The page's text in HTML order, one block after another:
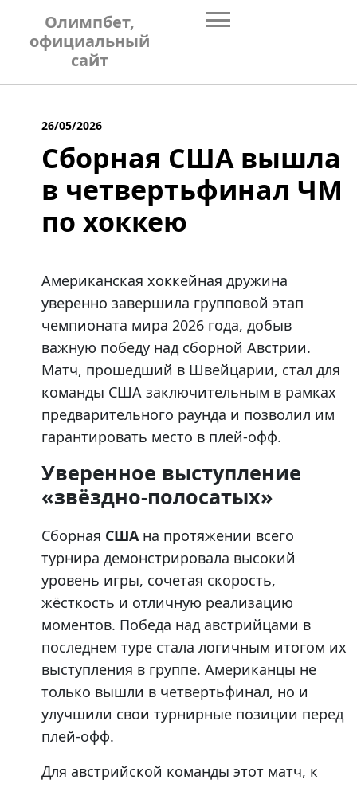
content
Олимпбет,
официальный
сайт
26/05/2026
Сборная США вышла
в четвертьфинал ЧМ
по хоккею
Американская хоккейная дружина
уверенно завершила групповой этап
чемпионата мира 2026 года, добыв
важную победу над сборной Австрии.
Матч, прошедший в Швейцарии, стал для
команды США заключительным в рамках
предварительного раунда и позволил им
гарантировать место в плей-офф.
Уверенное выступление
«звёздно-полосатых»
Сборная СШАна протяжении всего
турнира демонстрировала высокий
уровень игры, сочетая скорость,
жёсткость и отличную реализацию
моментов. Победа над австрийцами в
последнем туре стала логичным итогом их
выступления в группе. Американцы не
только вышли в четвертьфинал, но и
улучшили свои турнирные позиции перед
плей-офф.
Для австрийской команды этот матч, к